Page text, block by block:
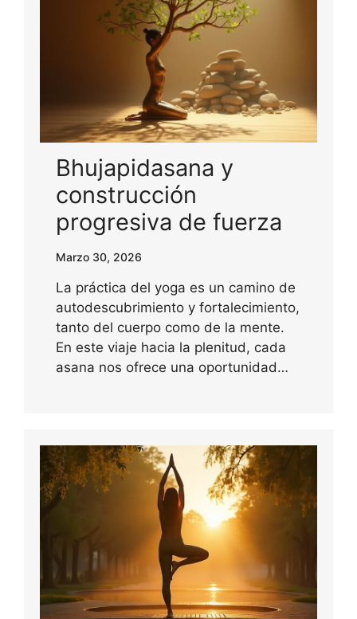
Bhujapidasana y
construcción
progresiva de fuerza
Marzo 30, 2026
La práctica del yoga es un camino de
autodescubrimiento y fortalecimiento,
tanto del cuerpo como de la mente.
En este viaje hacia la plenitud, cada
asana nos ofrece una oportunidad…